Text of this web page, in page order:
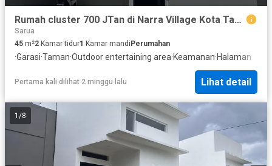
Rumah cluster 700 JTan di Narra Village Kota Tangsel
Sarua
45 m²2 Kamar tidur1 Kamar mandi Perumahan
·Garasi·Taman·Outdoor entertaining area·Keamanan·Halaman
Pertama kali dilihat 2 minggu lalu Lihat detail
1 /8